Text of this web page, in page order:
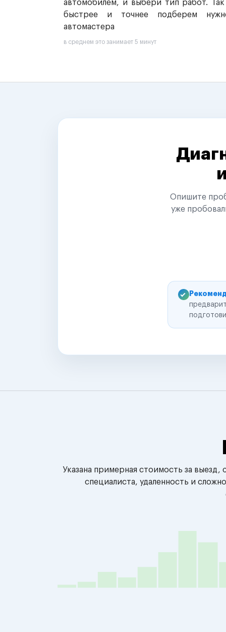
автомобилем, и выбери тип работ.
быстрее и точнее подберем
автомастера
в среднем это занимает 5 минут
Опишите
уже
Указана примерная стоимость за
специалиста, удаленность и